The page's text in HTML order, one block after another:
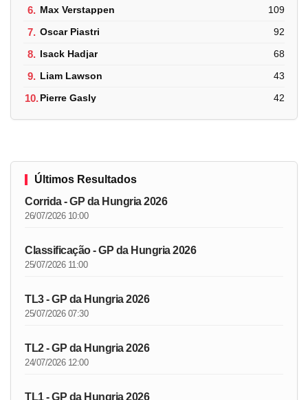
6. Max Verstappen 109
7. Oscar Piastri 92
8. Isack Hadjar 68
9. Liam Lawson 43
10.Pierre Gasly 42
Últimos Resultados
Corrida - GP da Hungria 2026
26/07/2026 10:00
Classificação - GP da Hungria 2026
25/07/2026 11:00
TL3 - GP da Hungria 2026
25/07/2026 07:30
TL2 - GP da Hungria 2026
24/07/2026 12:00
TL1 - GP da Hungria 2026